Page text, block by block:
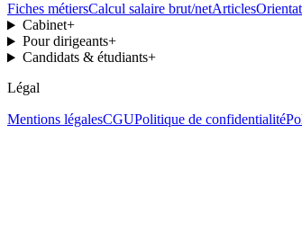
Fiches métiersCalcul salaire brut/netArticles
Cabinet+
Pour dirigeants+
Candidats & étudiants+
Légal
Mentions légalesCGUPolitique de confidentialité